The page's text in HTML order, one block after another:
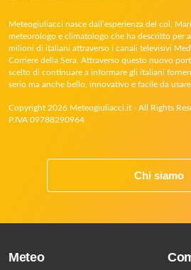
Meteogiuliacci nasce dall’esperienza del col.
meteorologo e climatologo che ha descritto per
milioni di italiani attraverso i canali televisivi
Corriere della Sera. Attraverso questo nuovo
scelto di continuare a informare gli italiani
serio ma anche bello, innovativo e facile da usare.
Copyright 2026 Meteogiuliacci.it - All Rights
P.IVA 09788290964
Chi siamo
Meteo